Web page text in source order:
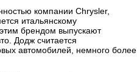
компании Chrysler,
итальянскому
брендом выпускают
Додж считается
автомобилей, немного более